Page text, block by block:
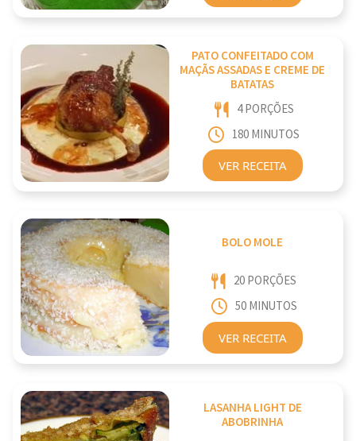
PATO CONFEITADO COM
MAÇÃS ASSADAS E CREME DE
BATATAS
4 PORÇÕES
180 MINUTOS
VER RECEITA
BOLO MOLE
20 PORÇÕES
50 MINUTOS
VER RECEITA
LASANHA LIGHT DE
ABOBRINHA